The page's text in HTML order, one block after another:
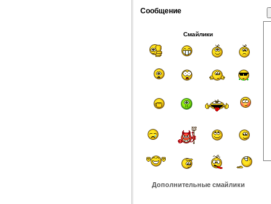
Сообщение
Смайлики
Дополнительные смайлики